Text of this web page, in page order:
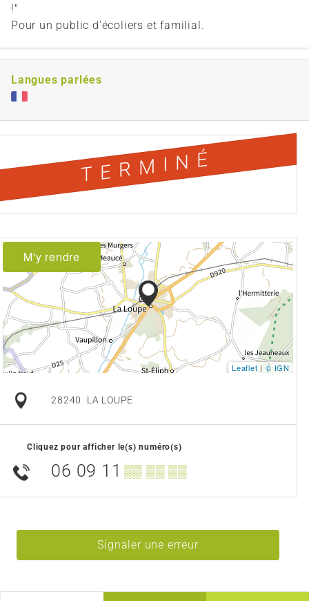
!"
Pour un public d'écoliers et familial.
Langues parlées
TERMINÉ
M'y rendre
Leaflet | © IGN
28240 LA LOUPE
Cliquez pour afficher le(s) numéro(s)
06 09 11 ▒▒ ▒▒ ▒▒
Signaler une erreur